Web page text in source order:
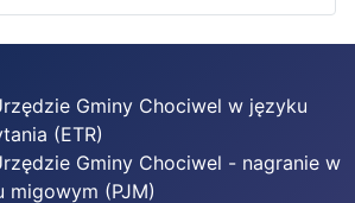
Gminy Chociwel w języku
(ETR)
Gminy Chociwel - nagranie w
migowym (PJM)